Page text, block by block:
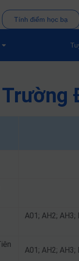
Tính điểm học bạ
A01; AH2; AH3;
A01; AH2; AH3;